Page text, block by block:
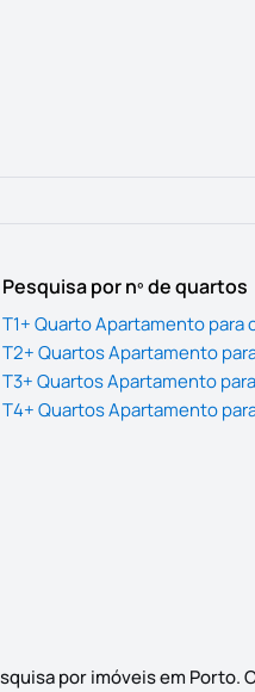
Pesquisa por nº de quartos
T1+ Quarto Apartamento para
T2+ Quartos Apartamento
T3+ Quartos Apartamento
T4+ Quartos Apartamento
por imóveis em